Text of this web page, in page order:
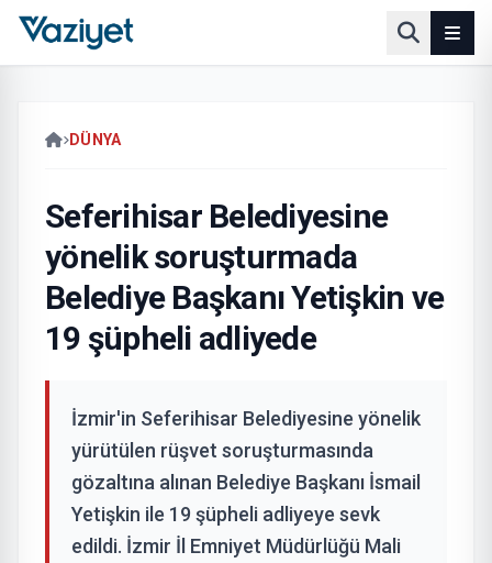
DÜNYA
Seferihisar Belediyesine
yönelik soruşturmada
Belediye Başkanı Yetişkin ve
19 şüpheli adliyede
İzmir'in Seferihisar Belediyesine yönelik
yürütülen rüşvet soruşturmasında
gözaltına alınan Belediye Başkanı İsmail
Yetişkin ile 19 şüpheli adliyeye sevk
edildi. İzmir İl Emniyet Müdürlüğü Mali